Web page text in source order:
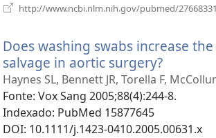
http://www.ncbi.nlm.nih.gov/pubmed/27668331
Does washing swabs increase
salvage in aortic surgery?
uma
nova
Haynes SL, Bennett JR, Torella F,
Fonte‎: Vox Sang 2005;88(4):244-8.
Indexado‎: PubMed 15877645
DOI‎: 10.1111/j.1423-0410.2005.00631.x